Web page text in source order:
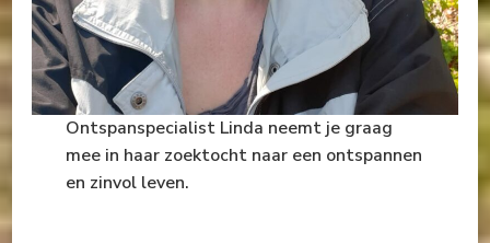
Ontspanspecialist Linda neemt je graag
mee in haar zoektocht naar een ontspannen
en zinvol leven.